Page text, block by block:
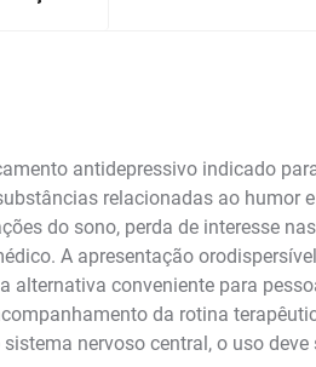
antidepressivo indicado
relacionadas ao humor
do sono, perda de interesse
A apresentação
conveniente para
da rotina
nervoso central, o uso